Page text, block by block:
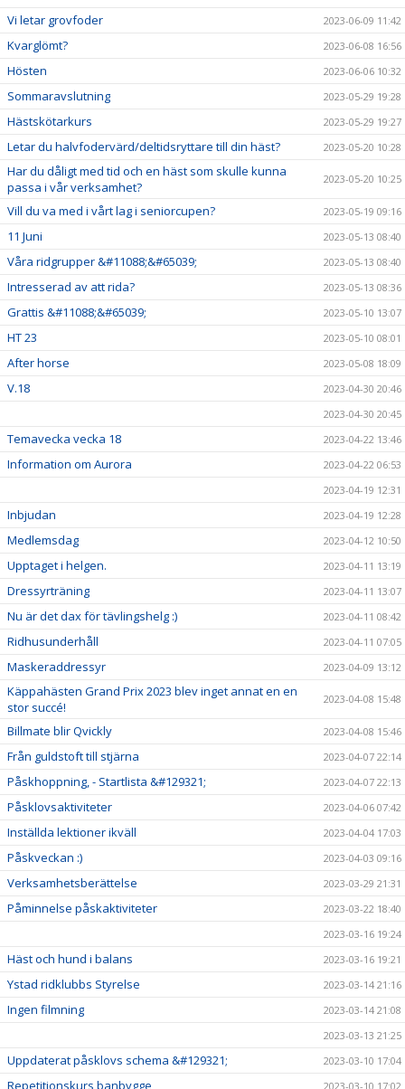
Vi letar grovfoder 2023-06-09 11:42
Kvarglömt? 2023-06-08 16:56
Hösten 2023-06-06 10:32
Sommaravslutning 2023-05-29 19:28
Hästskötarkurs 2023-05-29 19:27
Letar du halvfodervärd/deltidsryttare till din häst? 2023-05-20 10:28
Har du dåligt med tid och en häst som skulle kunna
passa i vår verksamhet?
2023-05-20 10:25
Vill du va med i vårt lag i seniorcupen? 2023-05-19 09:16
11 Juni 2023-05-13 08:40
Våra ridgrupper &#11088;&#65039; 2023-05-13 08:40
Intresserad av att rida? 2023-05-13 08:36
Grattis &#11088;&#65039; 2023-05-10 13:07
HT 23 2023-05-10 08:01
After horse 2023-05-08 18:09
V.18
2023-04-30 20:46
2023-04-30 20:45
Temavecka vecka 18 2023-04-22 13:46
Information om Aurora
2023-04-22 06:53
2023-04-19 12:31
Inbjudan 2023-04-19 12:28
Medlemsdag 2023-04-12 10:50
Upptaget i helgen. 2023-04-11 13:19
Dressyrträning 2023-04-11 13:07
Nu är det dax för tävlingshelg :) 2023-04-11 08:42
Ridhusunderhåll 2023-04-11 07:05
Maskeraddressyr 2023-04-09 13:12
Käppahästen Grand Prix 2023 blev inget annat en en
stor succé!
2023-04-08 15:48
Billmate blir Qvickly 2023-04-08 15:46
Från guldstoft till stjärna 2023-04-07 22:14
Påskhoppning, - Startlista &#129321; 2023-04-07 22:13
Påsklovsaktiviteter 2023-04-06 07:42
Inställda lektioner ikväll 2023-04-04 17:03
Påskveckan :) 2023-04-03 09:16
Verksamhetsberättelse 2023-03-29 21:31
Påminnelse påskaktiviteter
2023-03-22 18:40
2023-03-16 19:24
Häst och hund i balans 2023-03-16 19:21
Ystad ridklubbs Styrelse 2023-03-14 21:16
Ingen filmning
2023-03-14 21:08
2023-03-13 21:25
Uppdaterat påsklovs schema &#129321; 2023-03-10 17:04
Repetitionskurs banbygge 2023-03-10 17:02